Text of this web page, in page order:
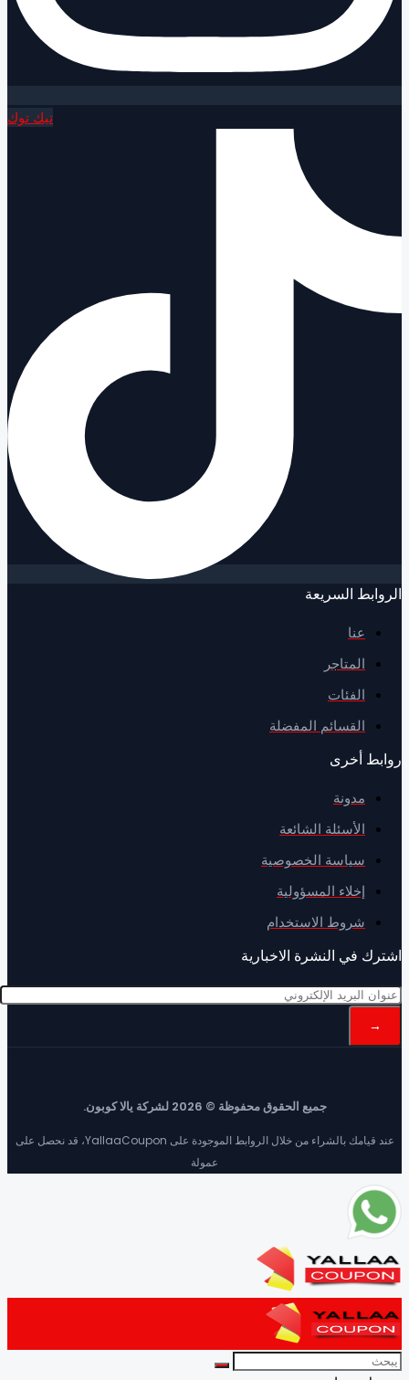
تيك توك
السريعة
عنا
المتاجر
الفئات
القسائم المفضلة
أخرى
مدونة
الأسئلة الشائعة
سياسة الخصوصية
إخلاء المسؤولية
شروط الاستخدام
في النشرة الاخبارية
جميع الحقوق محفوظة © 2026 لشركة يالا كوبون.
عند قيامك بالشراء من خلال الروابط الموجودة على YallaaCoupon، قد نحصل على